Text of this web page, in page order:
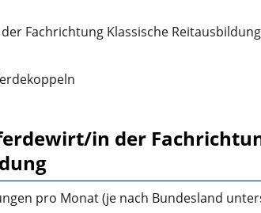
Fachrichtung Klassische
in der
pro Monat (je nach Bundesland